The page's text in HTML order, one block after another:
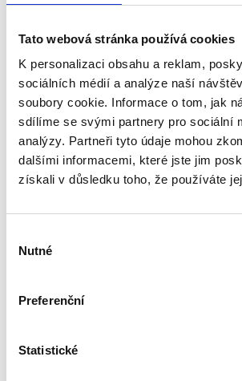
Tato webová stránka používá cookies
K personalizaci obsahu a reklam,
sociálních médií a analýze naší
soubory cookie. Informace o tom, jak
sdílíme se svými partnery pro sociální
analýzy. Partneři tyto údaje mohou
dalšími informacemi, které jste jim
získali v důsledku toho, že používáte
souhlasu
Nutné
Preferenční
Statistické
Jak probíhá daná
1
Vstupní workshop
Zdarma vám provedeme
současného stavu oproti
nZKB dle směrnice NIS2 a
nedostatky srozumitelně
2
Kompletní realizace